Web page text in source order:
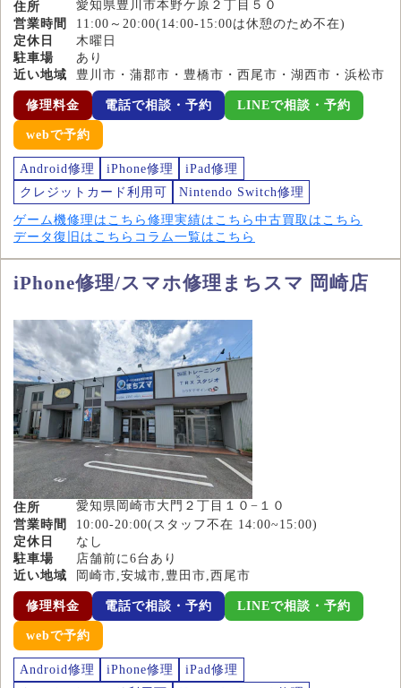
住所
愛知県豊川市本野ケ原２丁目５０
営業時間
11:00～20:00(14:00-15:00は休憩のため不在)
定休日
木曜日
駐車場
あり
近い地域
豊川市・蒲郡市・豊橋市・西尾市・湖西市・浜松市
修理料金 電話で相談・予約 LINEで相談・予約
webで予約
Android修理 iPhone修理
iPad修理
クレジットカード利用可
Nintendo Switch修理
ゲーム機修理はこちら 修理実績はこちら 中古買取はこちら
データ復旧はこちら コラム一覧はこちら
iPhone修理/スマホ修理まちスマ 岡崎店
住所
愛知県岡崎市大門２丁目１０−１０
営業時間
10:00-20:00(スタッフ不在 14:00~15:00)
定休日
なし
駐車場
店舗前に6台あり
近い地域
岡崎市,安城市,豊田市,西尾市
修理料金 電話で相談・予約 LINEで相談・予約
webで予約
Android修理 iPhone修理
iPad修理